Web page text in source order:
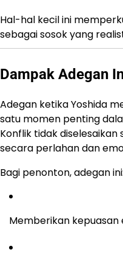
Hal-hal kecil ini
sebagai sosok yang
Dampak Adegan
Adegan ketika Yoshida
satu momen penting
Konflik tidak
secara perlahan dan
Bagi penonton, adegan ini:
Memberikan kepuasan